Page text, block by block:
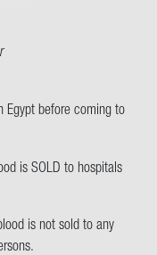
Egypt be­fo­re co­ming to
is SOLD to hos­pi­tals
is not sold to any